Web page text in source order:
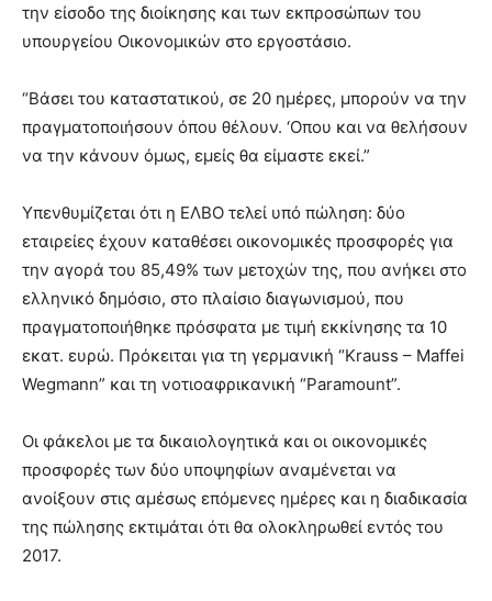
την είσοδο της διοίκησης και των εκπροσώπων του
υπουργείου Οικονομικών στο εργοστάσιο.
“Βάσει του καταστατικού, σε 20 ημέρες, μπορούν να την
πραγματοποιήσουν όπου θέλουν. ‘Οπου και να θελήσουν
να την κάνουν όμως, εμείς θα είμαστε εκεί.”
Υπενθυμίζεται ότι η ΕΛΒΟ τελεί υπό πώληση: δύο
εταιρείες έχουν καταθέσει οικονομικές προσφορές για
την αγορά του 85,49% των μετοχών της, που ανήκει στο
ελληνικό δημόσιο, στο πλαίσιο διαγωνισμού, που
πραγματοποιήθηκε πρόσφατα με τιμή εκκίνησης τα 10
εκατ. ευρώ. Πρόκειται για τη γερμανική “Krauss – Maffei
Wegmann” και τη νοτιοαφρικανική “Paramount”.
Οι φάκελοι με τα δικαιολογητικά και οι οικονομικές
προσφορές των δύο υποψηφίων αναμένεται να
ανοίξουν στις αμέσως επόμενες ημέρες και η διαδικασία
της πώλησης εκτιμάται ότι θα ολοκληρωθεί εντός του
2017.